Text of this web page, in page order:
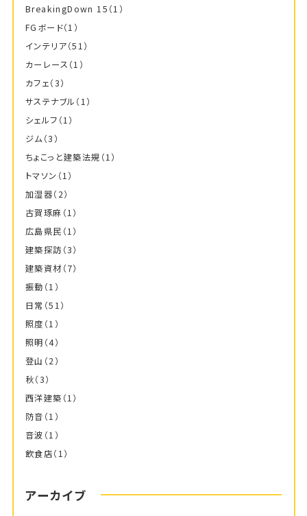
BreakingDown 15 （1）
FGボード（1）
インテリア（51）
カーレース （1）
カフェ（3）
サステナブル （1）
シェルフ （1）
ジム（3）
ちょこっと建築法規 （1）
トマソン （1）
加湿器（2）
古賀琢麻 （1）
広島県民 （1）
建築探訪 （3）
建築資材（7）
振動 （1）
日常 （51）
照度 （1）
照明 （4）
登山 （2）
秋（3）
西洋建築 （1）
防音 （1）
音波 （1）
飲食店（1）
アーカイブ